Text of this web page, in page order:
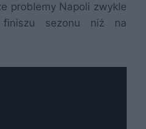
problemy Napoli zwykle
sezonu niż na